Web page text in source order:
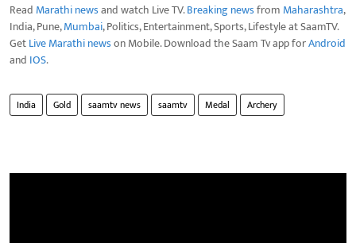
Read Marathi newsand watch Live TV.Breaking newsfrom Maharashtra,
India, Pune,Mumbai, Politics, Entertainment, Sports, Lifestyle at SaamTV.
GetLive Marathi newson Mobile. Download the Saam Tv app forAndroid
and IOS.
India Gold saamtv news saamtv Medal Archery